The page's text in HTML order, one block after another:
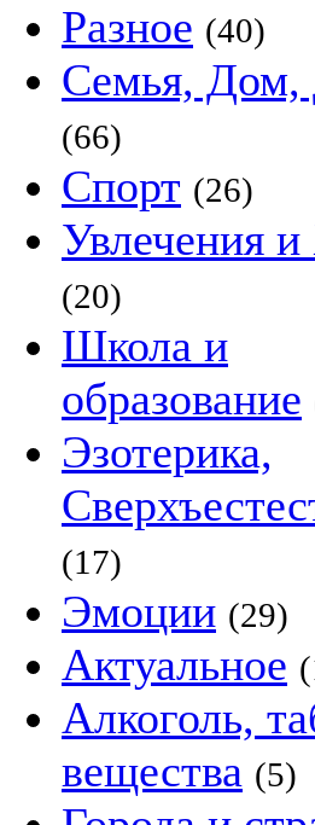
Разное (40)
Семья, Дом,
(66)
Спорт (26)
Увлечения
(20)
Школа и
образование
Эзотерика,
(17)
Эмоции (29)
Актуальное
Алкоголь,
вещества (5)